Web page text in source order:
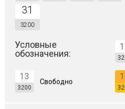
31
3200
Условные
обозначения:
13
3200
Свободно